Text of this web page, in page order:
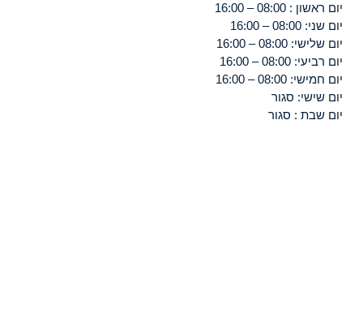
יום ראשון : 08:00 – 16:00
יום שני: 08:00 – 16:00
יום שלישי: 08:00 – 16:00
יום רביעי: 08:00 – 16:00
יום חמישי: 08:00 – 16:00
יום שישי: סגור
יום שבת : סגור